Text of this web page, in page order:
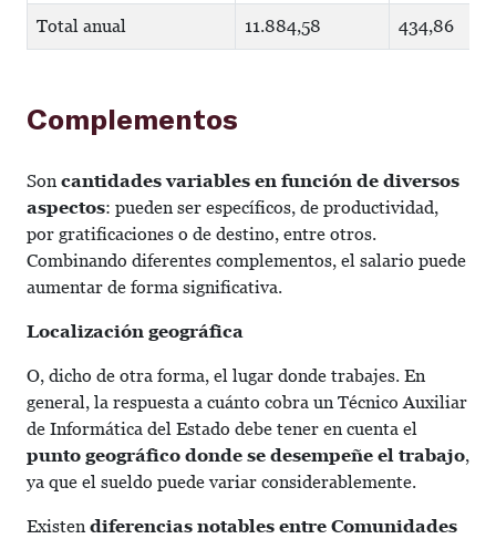
Total anual 11.884,58 434,86
Complementos
Son cantidades variables en función de diversos
aspectos: pueden ser específicos, de productividad,
por gratificaciones o de destino, entre otros.
Combinando diferentes complementos, el salario puede
aumentar de forma significativa.
Localización geográfica
O, dicho de otra forma, el lugar donde trabajes. En
general, la respuesta a cuánto cobra un Técnico Auxiliar
de Informática del Estado debe tener en cuenta el
punto geográfico donde se desempeñe el trabajo,
ya que el sueldo puede variar considerablemente.
Existen diferencias notables entre Comunidades